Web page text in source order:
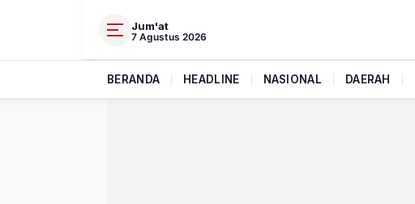
Jum'at
7 Agustus 2026
BERANDA HEADLINE NASIONAL DAERAH